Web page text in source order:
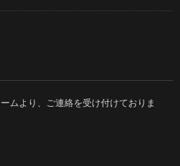
ムより、ご連絡を受け付けておりま